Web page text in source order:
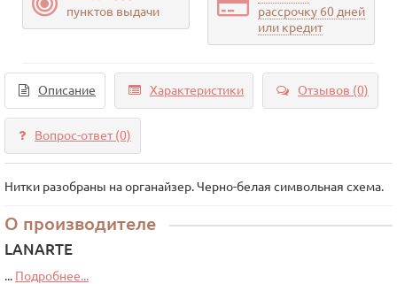
пунктов выдачи
рассрочку 60 дней
или кредит
Описание Характеристики Отзывов (0)
Вопрос-ответ(0)
Нитки разобраны на органайзер. Черно-белая символьная схема.
О производителе
LANARTE
... Подробнее...